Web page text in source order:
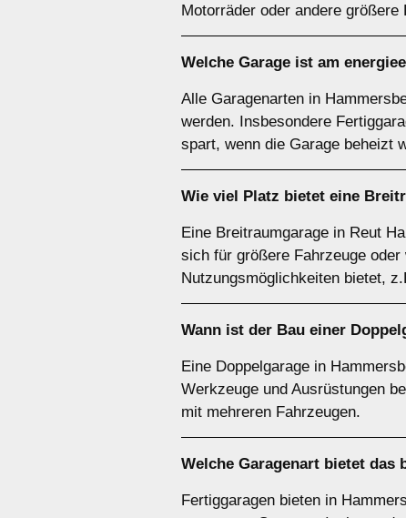
Motorräder oder andere
Welche Garage ist am
Alle Garagenarten in
werden. Insbesondere
spart, wenn die Garage beheizt
Wie viel Platz bietet eine
Eine Breitraumgarage in Reut
sich für größere Fahrzeuge
Nutzungsmöglichkeiten bietet,
Wann ist der Bau einer
Eine Doppelgarage in
Werkzeuge und Ausrüstungen
mit mehreren Fahrzeugen.
Welche Garagenart bietet das
Fertiggaragen bieten in